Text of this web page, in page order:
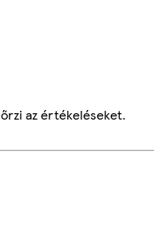
az értékeléseket.